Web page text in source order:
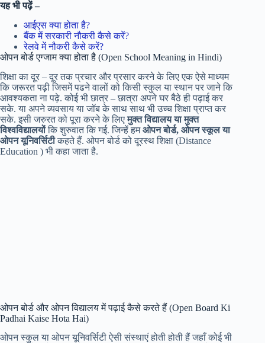
यह भी पढ़ें –
आईएस क्या होता है?
बैंक में सरकारी नौकरी कैसे करें?
रेलवे में नौकरी कैसे करें?
ओपन बोर्ड एग्जाम क्या होता है (Open School Meaning in Hindi)
शिक्षा का दूर – दूर तक प्रचार और प्रसार करने के लिए एक ऐसे माध्यम
कि जरूरत पढ़ी जिसमें पढने वालों को किसी स्कुल या स्थान पर जाने कि
आवश्यकता ना पढ़े. कोई भी छात्र – छात्रा अपने घर बैठे ही पढ़ाई कर
सके. या अपने व्यवसाय या जॉब के साथ साथ भी उच्च शिक्षा प्राप्त कर
सके. इसी जरुरत को पूरा करने के लिएमुक्त विद्यालय या मुक्त
विश्वविद्यालयोंकि शुरुवात कि गई. जिन्हें हमओपन बोर्ड, ओपन स्कूल या
ओपन यूनिवर्सिटीकहते हैं. ओपन बोर्ड को दूरस्थ शिक्षा (Distance
Education ) भी कहा जाता है.
ओपन बोर्ड और ओपन विद्यालय में पढ़ाई कैसे करते हैं (Open Board Ki
Padhai Kaise Hota Hai)
ओपन स्कुल या ओपन यूनिवर्सिटी ऐसी संस्थाएं होती होती हैं जहाँ कोई भी